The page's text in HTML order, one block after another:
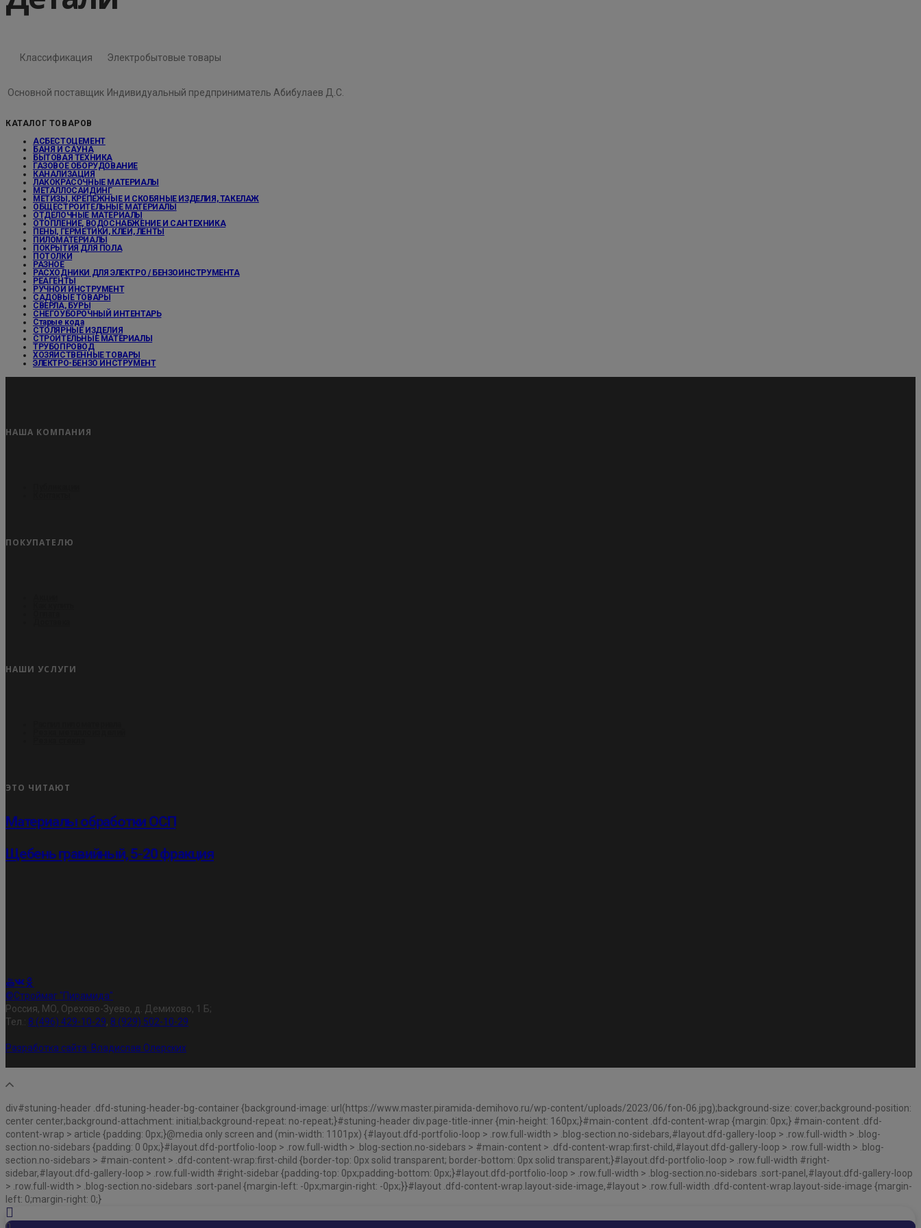
Классификация Электробытовые товары
Основной поставщик Индивидуальный предприниматель Абибулаев Д.С.
КАТАЛОГ ТОВАРОВ
АСБЕСТОЦЕМЕНТ
БАНЯ И САУНА
БЫТОВАЯ ТЕХНИКА
ГАЗОВОЕ ОБОРУДОВАНИЕ
КАНАЛИЗАЦИЯ
ЛАКОКРАСОЧНЫЕ МАТЕРИАЛЫ
МЕТАЛЛОСАЙДИНГ
МЕТИЗЫ, КРЕПЕЖНЫЕ И СКОБЯНЫЕ ИЗДЕЛИЯ, ТАКЕЛАЖ
ОБЩЕСТРОИТЕЛЬНЫЕ МАТЕРИАЛЫ
ОТДЕЛОЧНЫЕ МАТЕРИАЛЫ
ОТОПЛЕНИЕ, ВОДОСНАБЖЕНИЕ И САНТЕХНИКА
ПЕНЫ, ГЕРМЕТИКИ, КЛЕИ, ЛЕНТЫ
ПИЛОМАТЕРИАЛЫ
ПОКРЫТИЯ ДЛЯ ПОЛА
ПОТОЛКИ
РАЗНОЕ
РАСХОДНИКИ ДЛЯ ЭЛЕКТРО / БЕНЗОИНСТРУМЕНТА
РЕАГЕНТЫ
РУЧНОЙ ИНСТРУМЕНТ
САДОВЫЕ ТОВАРЫ
СВЕРЛА, БУРЫ
СНЕГОУБОРОЧНЫЙ ИНТЕНТАРЬ
Старые кода
СТОЛЯРНЫЕ ИЗДЕЛИЯ
СТРОИТЕЛЬНЫЕ МАТЕРИАЛЫ
ТРУБОПРОВОД
ХОЗЯЙСТВЕННЫЕ ТОВАРЫ
ЭЛЕКТРО-БЕНЗО ИНСТРУМЕНТ
НАША КОМПАНИЯ
ПОКУПАТЕЛЮ
НАШИ УСЛУГИ
ЭТО ЧИТАЮТ
Материалы обработки ОСП
Щебень гравийный, 5-20 фракция
©Строймаг "Пирамида"
Россия, МО, Орехово-Зуево, д. Демихово, 1 Б;
Тел.: 8 (496) 429-10-29, 8 (929) 502-10-29
Разработка сайта: Владислав Олерских
div#stuning-header .dfd-stuning-header-bg-container {background-image: url(https://www.master.piramida-demihovo.ru/wp-content/uploads/2023/06/fon-06.jpg);background-size: cover;background-position:
center center;background-attachment: initial;background-repeat: no-repeat;}#stuning-header div.page-title-inner {min-height: 160px;}#main-content .dfd-content-wrap {margin: 0px;} #main-content .dfd-
content-wrap > article {padding: 0px;}@media only screen and (min-width: 1101px) {#layout.dfd-portfolio-loop > .row.full-width > .blog-section.no-sidebars,#layout.dfd-gallery-loop > .row.full-width > .blog-
section.no-sidebars {padding: 0 0px;}#layout.dfd-portfolio-loop > .row.full-width > .blog-section.no-sidebars > #main-content > .dfd-content-wrap:first-child,#layout.dfd-gallery-loop > .row.full-width > .blog-
section.no-sidebars > #main-content > .dfd-content-wrap:first-child {border-top: 0px solid transparent; border-bottom: 0px solid transparent;}#layout.dfd-portfolio-loop > .row.full-width #right-
sidebar,#layout.dfd-gallery-loop > .row.full-width #right-sidebar {padding-top: 0px;padding-bottom: 0px;}#layout.dfd-portfolio-loop > .row.full-width > .blog-section.no-sidebars .sort-panel,#layout.dfd-gallery-loop
> .row.full-width > .blog-section.no-sidebars .sort-panel {margin-left: -0px;margin-right: -0px;}}#layout .dfd-content-wrap.layout-side-image,#layout > .row.full-width .dfd-content-wrap.layout-side-image {margin-
left: 0;margin-right: 0;}